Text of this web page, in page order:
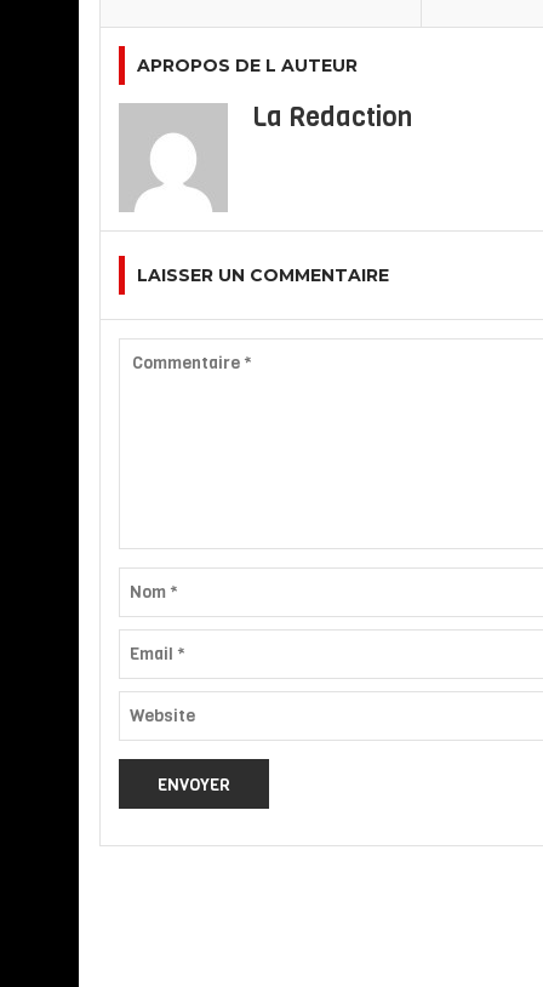
APROPOS DE L AUTEUR
La Redaction
LAISSER UN COMMENTAIRE